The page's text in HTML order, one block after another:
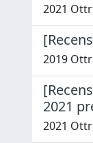
2021
2019
2021
2021